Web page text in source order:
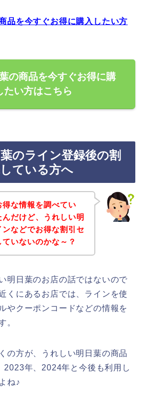
品を今すぐお得に購入したい方
の商品を今すぐお得に購
たい方はこちら
のライン登録後の割
ている方へ
な情報を調べてい
だけど、うれしい明
ンなどでお得な割引セ
いないのかな～？
明日葉のお店の話ではないので
くにあるお店では、ラインを使
やクーポンコードなどの情報を
。
の方が、うれしい明日葉の商品
2023年、2024年と今後も利用し
ね♪